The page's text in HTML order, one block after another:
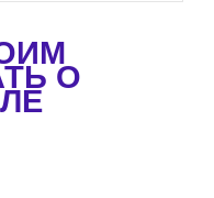
О